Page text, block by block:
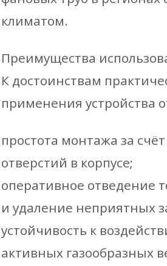
климатом.
Преимущества
К достоинствам
применения устройства
простота монтажа за
отверстий в корпусе;
оперативное отведение
и удаление неприятных
устойчивость к
активных газообразных